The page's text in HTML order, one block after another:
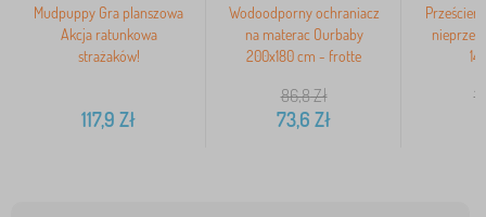
Mudpuppy Gra planszowa
Akcja ratunkowa
strażaków!
117,9 Zł
Wodoodporny ochraniacz
na materac Ourbaby
200x180 cm - frotte
86,8Zł
73,6 Zł